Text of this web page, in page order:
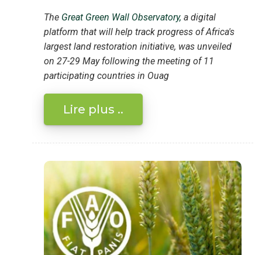
The Great Green Wall Observatory, a digital
platform that will help track progress of Africa's
largest land restoration initiative, was unveiled
on 27-29 May following the meeting of 11
participating countries in Ouag
Lire plus ..